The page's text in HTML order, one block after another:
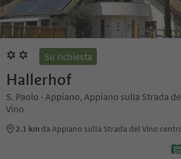
Su richiesta
Hallerhof
S. Paolo - Appiano, Appiano sulla Strada
Vino
2.1 km da Appiano sulla Strada del Vino